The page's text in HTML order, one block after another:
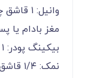
وانیل: ۱ قاشق چای‌خوری
مغز بادام یا
بیکینگ پودر: ۱ قاشق چای‌خوری (اختیاری)
نمک: ۱/۴ قاشق چای‌خوری